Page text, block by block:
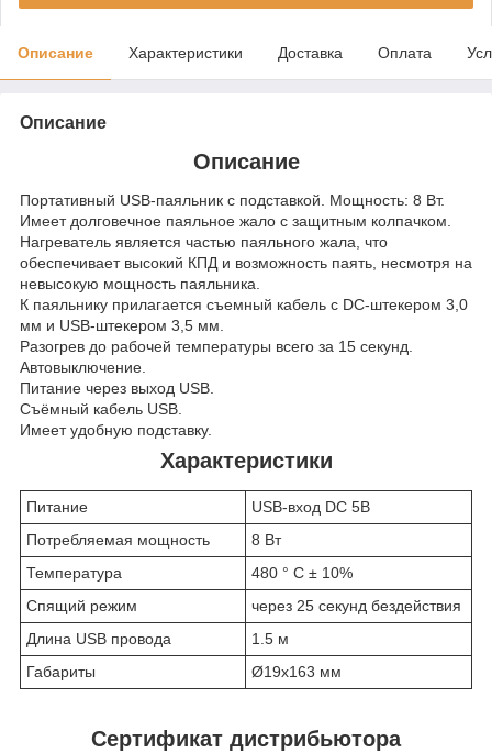
Описание Характеристики Доставка Оплата
Описание
Описание
Портативный USB-паяльник с подставкой. Мощность: 8 Вт.
Имеет долговечное паяльное жало с защитным колпачком.
Нагреватель является частью паяльного жала, что
обеспечивает высокий КПД и возможность паять, несмотря на
невысокую мощность паяльника.
К паяльнику прилагается съемный кабель с DC-штекером 3,0
мм и USB-штекером 3,5 мм.
Разогрев до рабочей температуры всего за 15 секунд.
Автовыключение.
Питание через выход USB.
Съёмный кабель USB.
Имеет удобную подставку.
Характеристики
Питание
USB-вход DC 5В
Потребляемая мощность
8 Вт
Температура
480 ° С ± 10%
Спящий режим
через 25 секунд бездействия
Длина USB провода
1.5 м
Габариты
Ø19x163 мм
Сертификат дистрибьютора